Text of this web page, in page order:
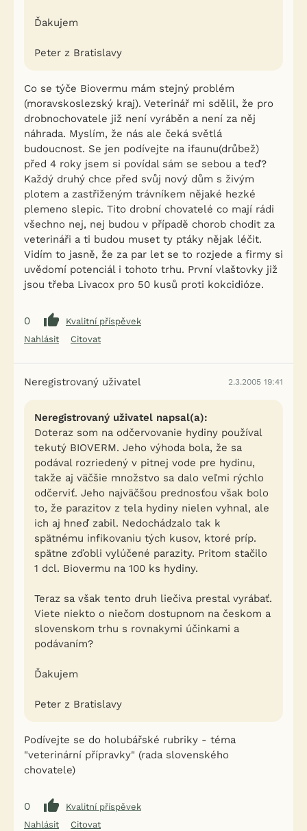
Ďakujem
Peter z Bratislavy
Co se týče Biovermu mám stejný problém
(moravskoslezský kraj). Veterinář mi sdělil, že pro
drobnochovatele již není vyráběn a není za něj
náhrada. Myslím, že nás ale čeká světlá
budoucnost. Se jen podívejte na ifaunu(drůbež)
před 4 roky jsem si povídal sám se sebou a teď?
Každý druhý chce před svůj nový dům s živým
plotem a zastřiženým trávníkem nějaké hezké
plemeno slepic. Tito drobní chovatelé co mají rádi
všechno nej, nej budou v případě chorob chodit za
veterináři a ti budou muset ty ptáky nějak léčit.
Vidím to jasně, že za par let se to rozjede a firmy si
uvědomí potenciál i tohoto trhu. První vlaštovky již
jsou třeba Livacox pro 50 kusů proti kokcidióze.
0
Kvalitní příspěvek
Nahlásit
Citovat
Neregistrovaný uživatel 2.3.2005 19:41
Neregistrovaný uživatel napsal(a):
Doteraz som na odčervovanie hydiny používal
tekutý BIOVERM. Jeho výhoda bola, že sa
podával rozriedený v pitnej vode pre hydinu,
takže aj väčšie množstvo sa dalo veľmi rýchlo
odčerviť. Jeho najväčšou prednosťou však bolo
to, že parazitov z tela hydiny nielen vyhnal, ale
ich aj hneď zabil. Nedochádzalo tak k
spätnému infikovaniu tých kusov, ktoré príp.
spätne zďobli vylúčené parazity. Pritom stačilo
1 dcl. Biovermu na 100 ks hydiny.
Teraz sa však tento druh liečiva prestal vyrábať.
Viete niekto o niečom dostupnom na českom a
slovenskom trhu s rovnakymi účinkami a
podávaním?
Ďakujem
Peter z Bratislavy
Podívejte se do holubářské rubriky - téma
"veterinární přípravky" (rada slovenského
chovatele)
0
Kvalitní příspěvek
Nahlásit
Citovat